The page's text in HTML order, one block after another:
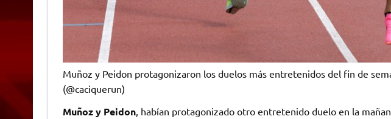
Muñoz y Peidon protagonizaron los duelos más entretenidos del fin de
(@caciquerun)
Muñoz y Peidon, habían protagonizado otro entretenido duelo en la